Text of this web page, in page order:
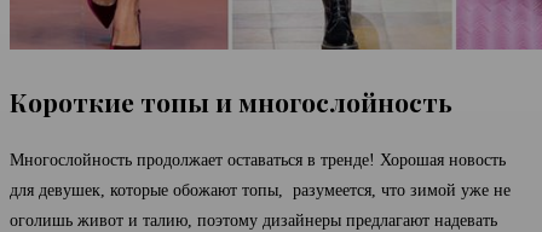
Короткие топы и многослойность
Многослойность продолжает оставаться в тренде! Хорошая новость
для девушек, которые обожают топы, разумеется, что зимой уже не
оголишь живот и талию, поэтому дизайнеры предлагают надевать